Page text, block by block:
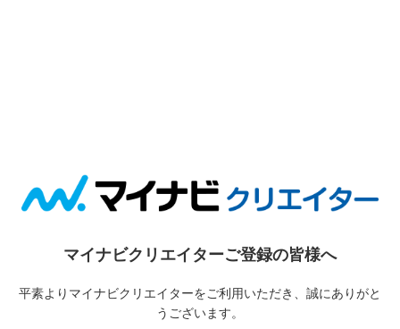
マイナビクリエイターご登録の皆様へ
平素よりマイナビクリエイターをご利用いただき、誠にありがと
うございます。